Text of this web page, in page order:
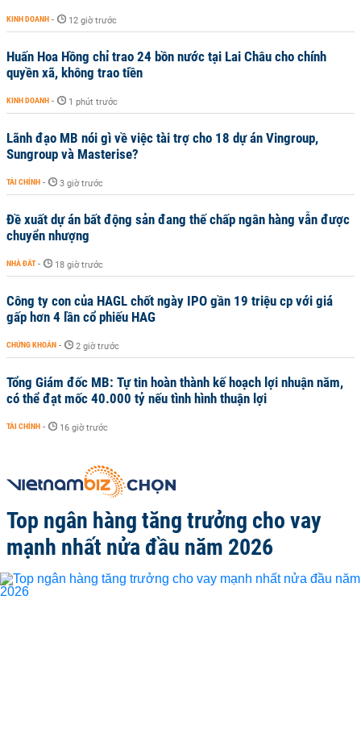
KINH DOANH - 12 giờ trước
Huấn Hoa Hồng chỉ trao 24 bồn nước tại Lai Châu cho chính
quyền xã, không trao tiền
KINH DOANH - 1 phút trước
Lãnh đạo MB nói gì về việc tài trợ cho 18 dự án Vingroup,
Sungroup và Masterise?
TÀI CHÍNH - 3 giờ trước
Đề xuất dự án bất động sản đang thế chấp ngân hàng vẫn được
chuyển nhượng
NHÀ ĐẤT - 18 giờ trước
Công ty con của HAGL chốt ngày IPO gần 19 triệu cp với giá
gấp hơn 4 lần cổ phiếu HAG
CHỨNG KHOÁN - 2 giờ trước
Tổng Giám đốc MB: Tự tin hoàn thành kế hoạch lợi nhuận năm,
có thể đạt mốc 40.000 tỷ nếu tình hình thuận lợi
TÀI CHÍNH - 16 giờ trước
Top ngân hàng tăng trưởng cho vay
mạnh nhất nửa đầu năm 2026